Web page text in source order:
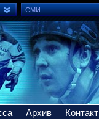
СМИ
Архив Контакт